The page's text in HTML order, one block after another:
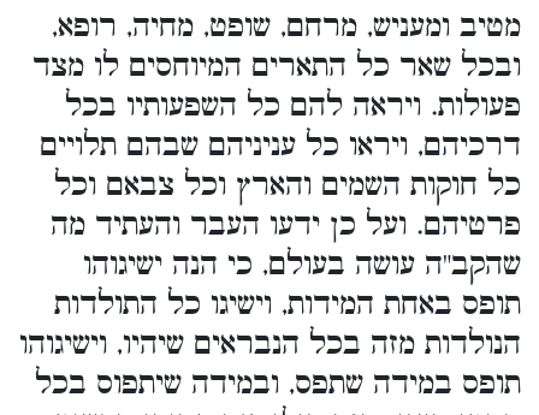
מטיב ומעניש, מרחם, שופט, מחיה, רופא,
ובכל שאר כל התארים המיוחסים לו מצד
פעולות. ויראה להם כל השפעותיו בכל
דרכיהם, ויראו כל עניניהם שבהם תלויים
כל חוקות השמים והארץ וכל צבאם וכל
פרטיהם. ועל כן ידעו העבר והעתיד מה
שהקב"ה עושה בעולם, כי הנה ישיגוהו
תופס באחת המידות, וישיגו כל התולדות
הנולדות מזה בכל הנבראים שיהיו, וישיגוהו
תופס במידה שתפס, ובמידה שיתפוס בכל